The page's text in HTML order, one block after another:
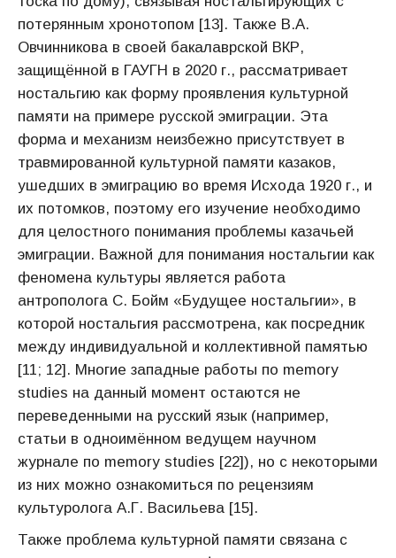
потерянным хронотопом [13]. Также В.А.
Овчинникова в своей бакалаврской ВКР,
защищённой в ГАУГН в 2020 г., рассматривает
ностальгию как форму проявления культурной
памяти на примере русской эмиграции. Эта
форма и механизм неизбежно присутствует в
травмированной культурной памяти казаков,
ушедших в эмиграцию во время Исхода 1920 г., и
их потомков, поэтому его изучение необходимо
для целостного понимания проблемы казачьей
эмиграции. Важной для понимания ностальгии как
феномена культуры является работа
антрополога С. Бойм «Будущее ностальгии», в
которой ностальгия рассмотрена, как посредник
между индивидуальной и коллективной памятью
[11; 12]. Многие западные работы по memory
studies на данный момент остаются не
переведенными на русский язык (например,
статьи в одноимённом ведущем научном
журнале по memory studies [22]), но с некоторыми
из них можно ознакомиться по рецензиям
культуролога А.Г. Васильева [15].
Также проблема культурной памяти связана с